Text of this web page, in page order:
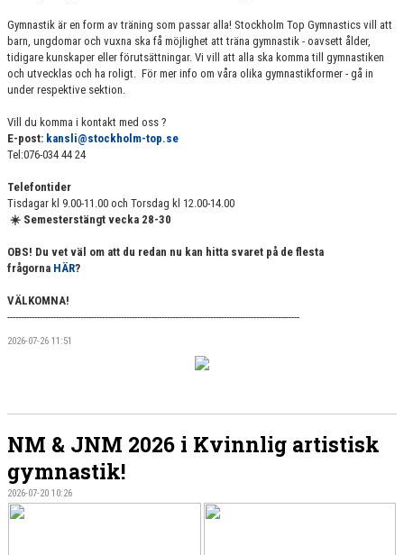
Gymnastik är en form av träning som passar alla! Stockholm Top Gymnastics vill att
barn, ungdomar och vuxna ska få möjlighet att träna gymnastik - oavsett ålder,
tidigare kunskaper eller förutsättningar. Vi vill att alla ska komma till gymnastiken
och utvecklas och ha roligt. För mer info om våra olika gymnastikformer - gå in
under respektive sektion.
Vill du komma i kontakt med oss ?
E-post: kansli@stockholm-top.se
Tel:076-034 44 24
Telefontider
Tisdagar kl 9.00-11.00 och Torsdag kl 12.00-14.00
☀️ Semesterstängt vecka 28-30
OBS! Du vet väl om att du redan nu kan hitta svaret på de flesta
frågorna HÄR?
VÄLKOMNA!
------------------------------------------------------------------------------------------------------------
2026-07-26 11:51
NM & JNM 2026 i Kvinnlig artistisk
gymnastik!
2026-07-20 10:26